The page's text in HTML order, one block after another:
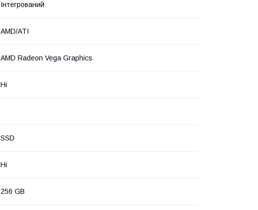
Інтегрований
AMD/ATI
AMD Radeon Vega Graphics
Ні
SSD
Ні
256 GB